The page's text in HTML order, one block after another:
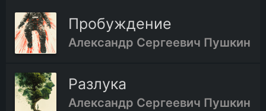
Пробуждение
Александр Сергеевич Пушкин
Разлука
Александр Сергеевич Пушкин